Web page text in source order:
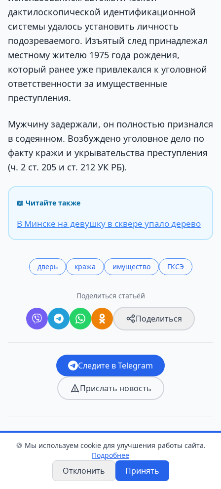
дактилоскопической идентификационной
системы удалось установить личность
подозреваемого. Изъятый след принадлежал
местному жителю 1975 года рождения,
который ранее уже привлекался к уголовной
ответственности за имущественные
преступления.
Мужчину задержали, он полностью признался
в содеянном. Возбуждено уголовное дело по
факту кражи и укрывательства преступления
(ч. 2 ст. 205 и ст. 212 УК РБ).
📖 Читайте также
В Минске на девушку в сквере упало дерево
дверь кража имущество ГКСЭ
Поделиться статьёй
Поделиться
Следите в Telegram
Прислать новость
Оцените статью
❤️
0
😂
0
😮
1
😢
0
🍪 Мы используем cookie для улучшения работы сайта.
Подробнее
Отклонить Принять